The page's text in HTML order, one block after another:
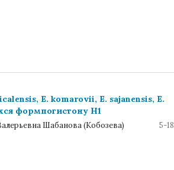
E. komarovii, E. sajanensis, E.
формпогистону H1
Шабанова (Кобозева)
5-18